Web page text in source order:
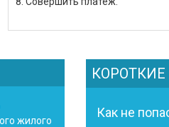
жилого
Как не